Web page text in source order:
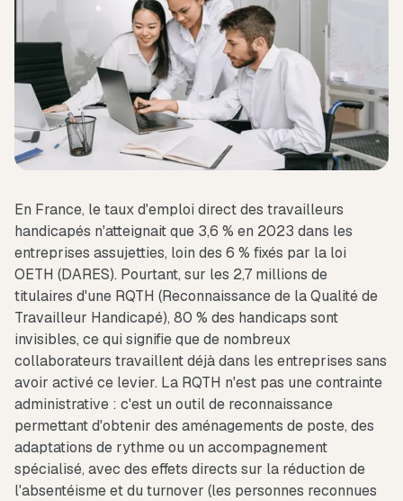
En France, le taux d'emploi direct des travailleurs
handicapés n'atteignait que 3,6 % en 2023 dans les
entreprises assujetties, loin des 6 % fixés par la loi
OETH (DARES). Pourtant, sur les 2,7 millions de
titulaires d'une RQTH (Reconnaissance de la Qualité de
Travailleur Handicapé), 80 % des handicaps sont
invisibles, ce qui signifie que de nombreux
collaborateurs travaillent déjà dans les entreprises sans
avoir activé ce levier. La RQTH n'est pas une contrainte
administrative : c'est un outil de reconnaissance
permettant d'obtenir des aménagements de poste, des
adaptations de rythme ou un accompagnement
spécialisé, avec des effets directs sur la réduction de
l'absentéisme et du turnover (les personnes reconnues